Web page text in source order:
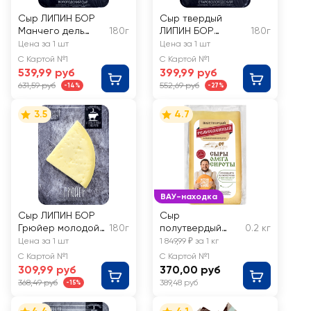
Сыр ЛИПИН БОР
Манчего дель
руссо 50%, 12
месяцев, без змж
180г
Цена за 1 шт
С Картой №1
539,99 руб
631,59 руб -14%
Сыр твердый
ЛИПИН БОР
Грюйер
Старовологодски
й 50%, 6 месяцев,
без змж
180г
Цена за 1 шт
С Картой №1
399,99 руб
552,69 руб -27%
3.5
Сыр ЛИПИН БОР
Грюйер молодой
50%, 3 месяца
180г
Цена за 1 шт
С Картой №1
309,99 руб
368,49 руб -15%
ВАУ-находка
4.7
Сыр
полутвердый
ИСТРИНСКАЯ
СЫРОВАРНЯ
ОЛЕГА СИРОТЫ
Ремесленный
50%, без змж,
весовой
0.2 кг
1 849,99 ₽ за 1 кг
С Картой №1
370,00 руб
389,48 руб